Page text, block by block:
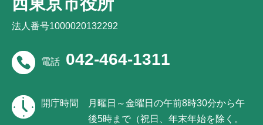
法人番号1000020132292
電話 042-464-1311
開庁時間
月曜日～金曜日の午前8時30分から午
後5時まで（祝日、年末年始を除く。